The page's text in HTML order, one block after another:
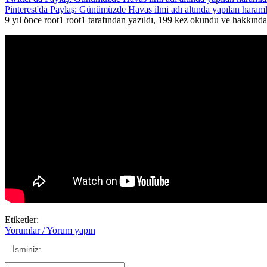
Pinterest'da Paylaş: Günümüzde Havas ilmi adı altında yapılan
9 yıl önce root1 root1 tarafından yazıldı, 199 kez okundu ve hakkında
Etiketler:
Yorumlar / Yorum yapın
İsminiz: